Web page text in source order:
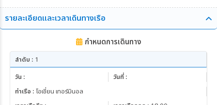
ผู้ใหญ่คนที่ 3 และ 4
-
เด็กอายุต่ำกว่า 12 ปี
พักเดี่ยว
-
รายละเอียดและเวลาเดินทางเรือ
กำหนดการเดินทาง
ลำดับ : 1
วัน :
วันที่ :
ท่าเรือ : โอเชี่ยน เทอร์มินอล